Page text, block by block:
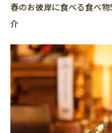
春のお彼岸に食べる食べ
介